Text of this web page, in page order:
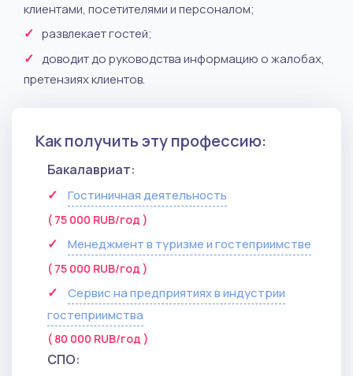
клиентами, посетителями и персоналом;
развлекает гостей;
доводит до руководства информацию о жалобах,
претензиях клиентов.
Как получить эту профессию:
Бакалавриат:
Гостиничная деятельность
( 75 000 RUB/год )
Менеджмент в туризме и гостеприимстве
( 75 000 RUB/год )
Сервис на предприятиях в индустрии
гостеприимства
( 80 000 RUB/год )
СПО: